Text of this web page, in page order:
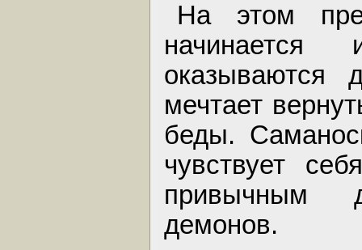
На этом
оказываются
мечтает
беды.
чувствует
привычным
демонов.